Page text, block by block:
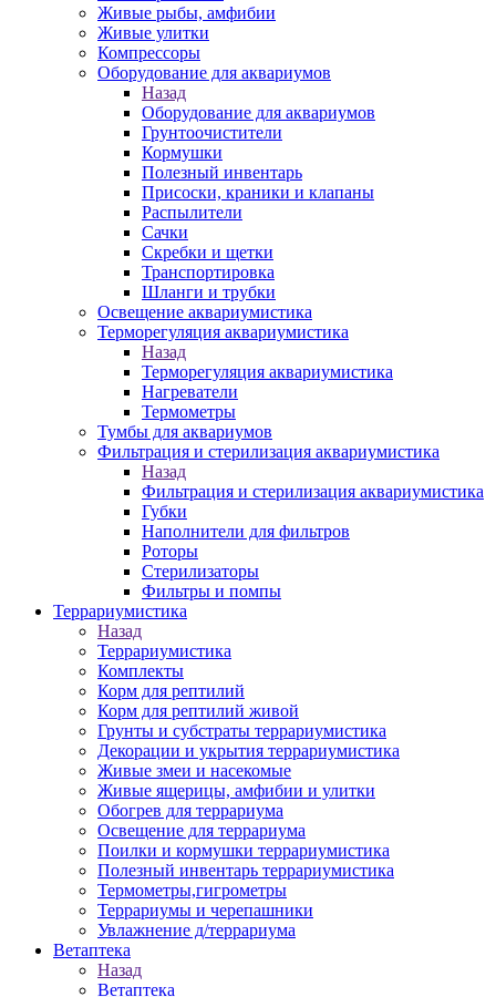
Живые рыбы, амфибии
Живые улитки
Компрессоры
Оборудование для аквариумов
Назад
Оборудование для аквариумов
Грунтоочистители
Кормушки
Полезный инвентарь
Присоски, краники и клапаны
Распылители
Сачки
Скребки и щетки
Транспортировка
Шланги и трубки
Освещение аквариумистика
Терморегуляция аквариумистика
Назад
Терморегуляция аквариумистика
Нагреватели
Термометры
Тумбы для аквариумов
Фильтрация и стерилизация аквариумистика
Назад
Фильтрация и стерилизация аквариумистика
Губки
Наполнители для фильтров
Роторы
Стерилизаторы
Фильтры и помпы
Террариумистика
Назад
Террариумистика
Комплекты
Корм для рептилий
Корм для рептилий живой
Грунты и субстраты террариумистика
Декорации и укрытия террариумистика
Живые змеи и насекомые
Живые ящерицы, амфибии и улитки
Обогрев для террариума
Освещение для террариума
Поилки и кормушки террариумистика
Полезный инвентарь террариумистика
Термометры,гигрометры
Террариумы и черепашники
Увлажнение д/террариума
Ветаптека
Назад
Ветаптека